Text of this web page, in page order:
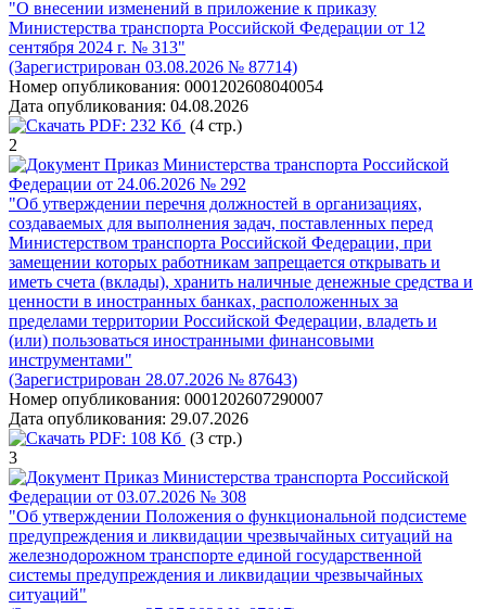
"О внесении изменений в приложение к приказу
Министерства транспорта Российской Федерации от 12
сентября 2024 г. № 313"
(Зарегистрирован 03.08.2026 № 87714)
Номер опубликования: 0001202608040054
Дата опубликования: 04.08.2026
PDF: 232 Кб (4 стр.)
2
Приказ Министерства транспорта Российской
Федерации от 24.06.2026 № 292
"Об утверждении перечня должностей в организациях,
создаваемых для выполнения задач, поставленных перед
Министерством транспорта Российской Федерации, при
замещении которых работникам запрещается открывать и
иметь счета (вклады), хранить наличные денежные средства и
ценности в иностранных банках, расположенных за
пределами территории Российской Федерации, владеть и
(или) пользоваться иностранными финансовыми
инструментами"
(Зарегистрирован 28.07.2026 № 87643)
Номер опубликования: 0001202607290007
Дата опубликования: 29.07.2026
PDF: 108 Кб (3 стр.)
3
Приказ Министерства транспорта Российской
Федерации от 03.07.2026 № 308
"Об утверждении Положения о функциональной подсистеме
предупреждения и ликвидации чрезвычайных ситуаций на
железнодорожном транспорте единой государственной
системы предупреждения и ликвидации чрезвычайных
ситуаций"